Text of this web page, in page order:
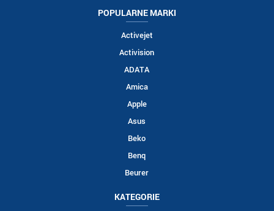
POPULARNE MARKI
Activejet
Activision
ADATA
Amica
Apple
Asus
Beko
Benq
Beurer
KATEGORIE